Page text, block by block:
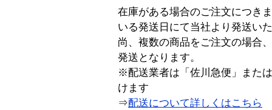
在庫がある場合のご注文につき
いる発送日にて当社より発送い
尚、複数の商品をご注文の場合
発送となります。
※配送業者は「佐川急便」また
けます
⇒配送について詳しくはこちら